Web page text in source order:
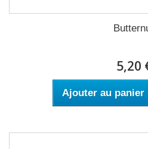
5,20
Ajouter au panier